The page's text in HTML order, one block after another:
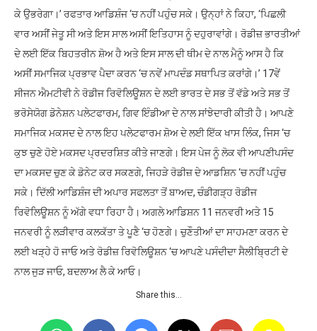
ਕੇ ਉਭਰੇਗਾ।’ ਰਫਤਾਰ ਆਡਿਸ਼ੰਜ ‘ਚ ਨਹੀਂ ਪਹੁੰਚ ਸਕੇ। ਉਨ੍ਹਾਂ ਨੇ ਕਿਹਾ, ‘ਪਿਛਲੀ
ਵਾਰ ਅਸੀਂ ਜੇਤੂ ਸੀ ਅਤੇ ਇਸ ਸਾਲ ਅਸੀਂ ਇਤਿਹਾਸ ਨੂੰ ਦਹੁਰਾਵਾਂਗੇ। ਰੋਡੀਜ਼ ਭਾਰਤੀਆਂ
ਦੇ ਲਈ ਇੱਕ ਬਿਹਤਰੀਨ ਸ਼ੋਅ ਹੈ ਅਤੇ ਇਸ ਸਾਲ ਦੀ ਥੀਮ ਦੇ ਨਾਲ ਮੈਨੂੰ ਆਸ ਹੈ ਕਿ
ਅਸੀਂ ਸਮਾਜਿਕ ਪ੍ਰਭਾਵ ਪੈਦਾ ਕਰਨ ‘ਚ ਨਵੇਂ ਮਾਪਦੰਡ ਸਥਾਪਿਤ ਕਰਾਂਗੇ।’ 17ਵੇਂ
ਸੀਜਨ ਐਮਟੀਵੀ ਨੇ ਰੋਡੀਜ ਰਿਵੋਲਿਊਸ਼ਨ ਦੇ ਲਈ ਭਾਰਤ ਦੇ ਸਭ ਤੋਂ ਵੱਡੇ ਅਤੇ ਸਭ ਤੋਂ
ਭਰੋਸੇਯੋਗ ਡੋਨੇਸ਼ਨ ਪਲੇਟਫਾਰਮ, ਗਿਵ ਇੰਡੀਆ ਦੇ ਨਾਲ ਸਾਂਝੇਦਾਰੀ ਕੀਤੀ ਹੈ। ਆਪਣੇ
ਸਮਾਜਿਕ ਮਕਸਦ ਦੇ ਨਾਲ ਇਹ ਪਲੇਟਫਾਰਮ ਸ਼ੋਅ ਦੇ ਲਈ ਇੱਕ ਖਾਸ ਲਿੰਕ, ਜਿਸ ‘ਚ
ਕੁਝ ਚੁਣੇ ਹੋਏ ਮਕਸਦ ਪ੍ਰਦਰਸ਼ਿਤ ਕੀਤੇ ਜਾਣਗੇ। ਇਸ ਪੇਜ ਨੂੰ ਲੋਕ ਵੀ ਆਪਣੀਪਸੰਦ
ਦਾ ਮਕਸਦ ਚੁਣ ਕੇ ਡੋਨੇਟ ਕਰ ਸਕਣਗੇ, ਜਿਹੜੇ ਰੋਡੀਜ਼ ਦੇ ਆਡਸ਼ਿਨ ‘ਚ ਨਹੀਂ ਪਹੁੰਚ
ਸਕੇ। ਦਿੱਲੀ ਆਡਿਸ਼ੰਜ ਦੀ ਅਪਾਰ ਸਫਲਤਾ ਤੋਂ ਬਾਅਦ, ਚੰਡੀਗੜ੍ਹ ਰੋਡੀਜ
ਰਿਵੋਲਿਊਸ਼ਨ ਨੂੰ ਅੱਗੇ ਵਧਾ ਰਿਹਾ ਹੈ। ਅਗਲੇ ਆਡਿਸ਼ਨ 11 ਜਨਵਰੀ ਅਤੇ 15
ਜਨਵਰੀ ਨੂੰ ਲੜੀਵਾਰ ਕਲਕੱਤਾ ਤੇ ਪੂਣੈ ‘ਚ ਹੋਣਗੇ। ਚੁਣੌਤੀਆਂ ਦਾ ਸਾਹਮਣਾ ਕਰਨ ਦੇ
ਲਈ ਖੜ੍ਹੇ ਹੋ ਜਾਓ ਅਤੇ ਰੋਡੀਜ਼ ਰਿਵੋਲਿਊਸ਼ਨ ‘ਚ ਆਪਣੇ ਪਸੰਦੀਦਾ ਸੈਲੀਬ੍ਰਿਟੀ ਦੇ
ਨਾਲ ਜੁੜ ਜਾਓ, ਬਦਲਾਅ ਲੈ ਕੇ ਆਓ।
Share this…